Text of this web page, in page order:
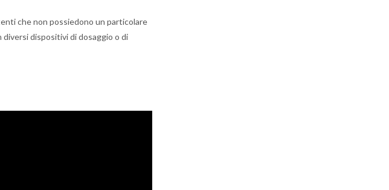
che non possiedono un particolare
diversi dispositivi di dosaggio o di